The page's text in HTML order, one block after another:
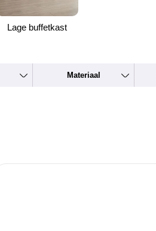
Lage buffetkast
Materiaal